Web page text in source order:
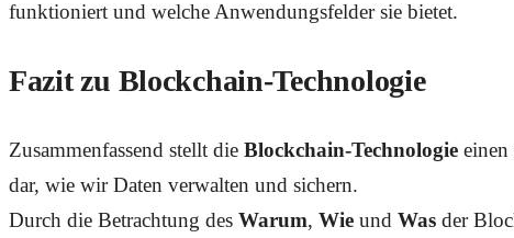
funktioniert und welche Anwendungsfelder sie bietet.
Fazit zu Blockchain-Technologie
Zusammenfassend stellt die Blockchain-Technologie einen
dar, wie wir Daten verwalten und sichern.
Durch die Betrachtung des Warum, Wie und Was der